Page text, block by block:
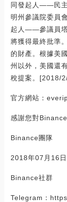
同發起人——民主
明州參議院委員
起人——參議員塔
將獲得最終批準
的財產。根據美
州以外，美國還
稅提案。[2018/
官方網站：
感謝您對Binance
Binance團隊
2018年07月16日
Binance社群
Telegram：